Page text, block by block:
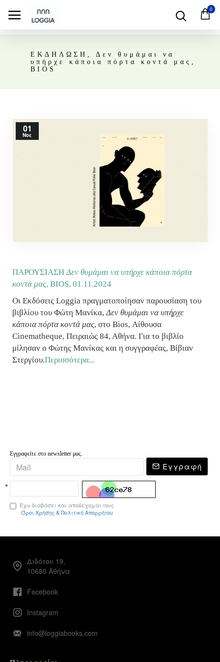
0
ΕΚΔΗΛΩΣΗ, Δεν θυμάμαι να
υπήρχε κάποια πόρτα κοντά μας,
BIOS
01
Νοε
ΠΑΡΟΥΣΙΑΣΗΔεν θυμάμαι να υπήρχε κάποια πόρτα
κοντά μας, BIOS, 01.11.2024
Οι Εκδόσεις Loggia πραγματοποίησαν παρουσίαση του
βιβλίου του Φώτη Μανίκα,Δεν θυμάμαι να υπήρχε
κάποια πόρτα κοντά μας, στο Bios, Αίθουσα
Cinematheque, Πειραιώς 84, Αθήνα. Για το βιβλίο
μίλησαν ο Φώτης Μανίκας και η συγγραφέας, Βίβιαν
Στεργίου.Περισσότερα...
Εγγραφείτε στο newsletter μας.
Εγγραφή
Έχω διαβάσει και αποδέχομαι τους
Όροι Χρήσης & Πολιτική Απορρήτου
Διδότου 19,
10680 Αθήνα
Facebook
Instagram
info@loggiabooks.com